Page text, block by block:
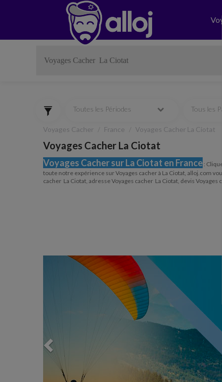
Toutes les Périodes Tous les
Voyages Cacher France Voyages Cacher La Ciotat
Voyages Cacher La Ciotat
Voyages Cacher sur La Ciotat en France :
toute notre expérience sur Voyages cacher à La Ciotat, alloj.com
cacher La Ciotat, adresse Voyages cacher La Ciotat, devis Voyages
Previous